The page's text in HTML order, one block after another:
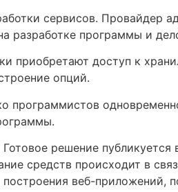
сервисов. Провайдер
разработке программы и
приобретают доступ к
опций.
программистов
решение публикуется
средств происходит в
веб-приложений,